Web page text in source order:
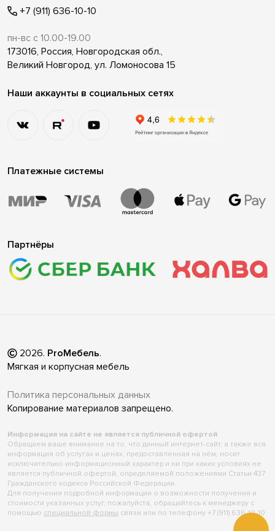
+7 (911) 636-10-10
пн-вс с 10.00-19.00
173016, Россия, Новгородская обл.,
Великий Новгород, ул. Ломоносова 15
Наши аккаунты в социальных сетях
Платежные системы
Партнёры
2026. ProМебель.
Мягкая и корпусная мебель
Политика персональных данных
Копирование материалов запрещено.
Информация на сайте не является публичной офертой
Обращаем ваше внимание на то, что данный интернет-сайт, а также вся
информация об услугах и ценах, предоставленная на нём, носит
исключительно информационный характер и ни при каких условиях не
является публичной офертой, определяемой положениями Статьи 437
Гражданского кодекса Российской Федерации.
Для получения подробной информации о возможности получения и
стоимости указанных услуг, пожалуйста, обращайтесь к менеджеру с
помощью специальной формы связи или по телефону +7 (911) 636-10-10